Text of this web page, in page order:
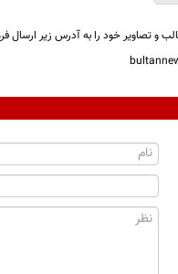
و تصاویر خود را به آدرس زیر ارسال